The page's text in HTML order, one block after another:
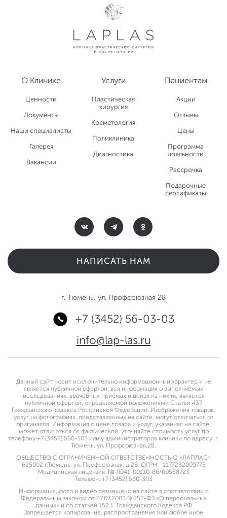
О Клинике
Ценности
Документы
Наши специалисты
Галерея
Вакансии
Услуги
Пластическая
хирургия
Косметология
Поликлиника
Диагностика
Пациентам
Акции
Отзывы
Цены
Программа
лояльности
Рассрочка
Подарочные
сертификаты
НАПИСАТЬ НАМ
г. Тюмень, ул. Профсоюзная 28
+7 (3452) 56-03-03
info@lap-las.ru
Данный сайт носит исключительно информационный характер и не
является публичной офертой, вся информация о выполняемых
исследованиях, врачебных приёмах и ценах на них не является
публичной офертой, определяемой положениями Статьи 437
Гражданского кодекса Российской Федерации. Изображения товаров,
услуг на фотографиях, представленных на сайте, могут отличаться от
оригиналов. Информация о цене товара и услуг, указанная на сайте,
может отличаться от фактической, уточняйте стоимость услуг по
телефону +7 (3452) 560-303 или у администраторов клиники по адресу: г.
Тюмень, ул. Профсоюзная,28.
ОБЩЕСТВО С ОГРАНИЧЕННОЙ ОТВЕТСТВЕННОСТЬЮ «ЛАПЛАС»
625002 г.Тюмень, ул. Профсоюзная, д.28, ОГРН - 1177232009778
Медицинская лицензия: № Л041-00110-86/00588723
Телефон: +7 (3452) 560-303
Информация, фото и видео размещено на сайте в соответствии с
Федеральным законом от 27.07.2006 №152-ФЗ «О персональных
данных» и со статьей 152.1. Гражданского Кодекса РФ
Запрещается копирование, распространение или любое иное